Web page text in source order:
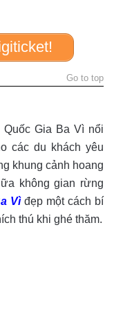
Go to top
Gia Ba Vì nổi
các du khách yêu
khung cảnh hoang
không gian rừng
Vìđẹp một cách bí
thú khi ghé thăm.